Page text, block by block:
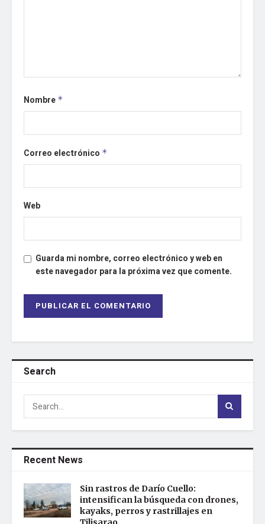
Nombre *
Correo electrónico *
Web
Guarda mi nombre, correo electrónico y web en
este navegador para la próxima vez que comente.
Search
Recent News
Sin rastros de Darío Cuello:
intensifican la búsqueda con drones,
kayaks, perros y rastrillajes en